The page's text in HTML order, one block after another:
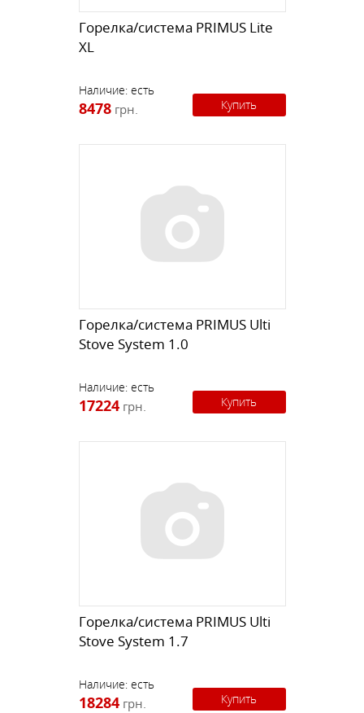
Горелка/система PRIMUS Lite
XL
Наличие: есть
8478 грн. Купить
Горелка/система PRIMUS Ulti
Stove System 1.0
Наличие: есть
17224 грн. Купить
Горелка/система PRIMUS Ulti
Stove System 1.7
Наличие: есть
18284 грн. Купить